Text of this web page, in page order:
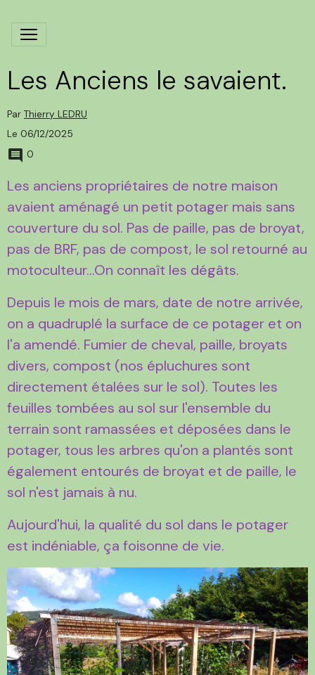
Les Anciens le savaient.
Par Thierry LEDRU
Le 06/12/2025
0
Les anciens propriétaires de notre maison
avaient aménagé un petit potager mais sans
couverture du sol. Pas de paille, pas de broyat,
pas de BRF, pas de compost, le sol retourné au
motoculteur...On connaît les dégâts.
Depuis le mois de mars, date de notre arrivée,
on a quadruplé la surface de ce potager et on
l'a amendé. Fumier de cheval, paille, broyats
divers, compost (nos épluchures sont
directement étalées sur le sol). Toutes les
feuilles tombées au sol sur l'ensemble du
terrain sont ramassées et déposées dans le
potager, tous les arbres qu'on a plantés sont
également entourés de broyat et de paille, le
sol n'est jamais à nu.
Aujourd'hui, la qualité du sol dans le potager
est indéniable, ça foisonne de vie.